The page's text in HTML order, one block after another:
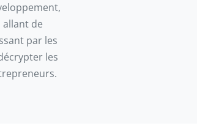
allant de
par les
les